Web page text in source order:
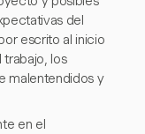
del
escrito al inicio
los
malentendidos y
en el